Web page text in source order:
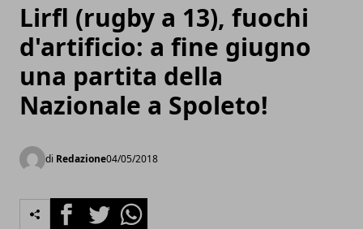
Lirfl (rugby a 13), fuochi
d'artificio: a fine giugno
una partita della
Nazionale a Spoleto!
di Redazione04/05/2018
FacebookTwitterWhatsapp